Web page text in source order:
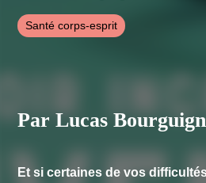
Santé corps-esprit
Par Lucas
Et si certaines de vos